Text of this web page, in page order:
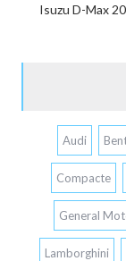
Isuzu D-Max
Audi
Compacte
General
Lamborghini